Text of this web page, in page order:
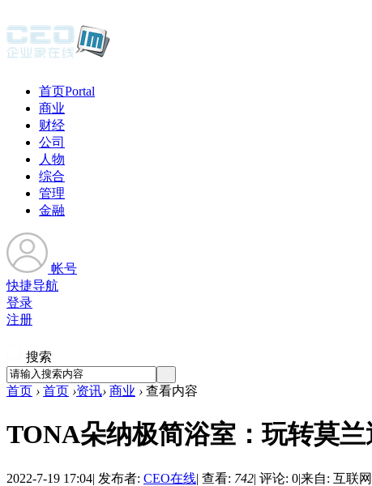
首页Portal
商业
财经
公司
人物
综合
管理
金融
帐号
快捷导航
登录
注册
搜索
首页 › 首页 ›资讯› 商业 › 查看内容
TONA朵纳极简浴室：玩转莫
2022-7-19 17:04| 发布者: CEO在线| 查看: 742| 评论: 0|来自: 互联网